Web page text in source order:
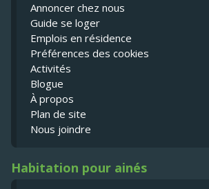
Annoncer chez nous
Guide se loger
Emplois en résidence
Préférences des cookies
Activités
Blogue
À propos
Plan de site
Nous joindre
Habitation pour ainés